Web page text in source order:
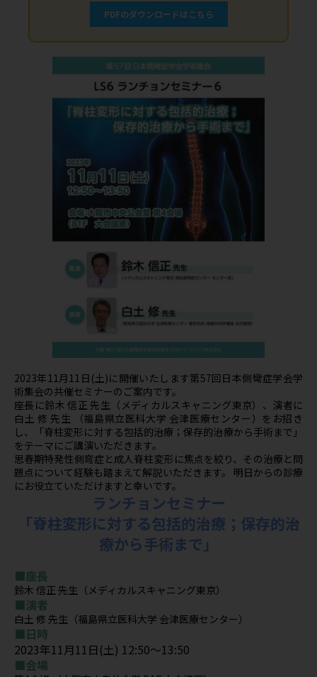
PDFのダウンロードはこちら
2023年11月11日(土)に開催いたします第57回日本側彎症学会学
術集会の共催セミナーのご案内です。
座長に鈴木 信正 先生（メディカルスキャニング東京）、演者に
白土 修 先生 （福島県立医科大学 会津医療センター）をお招き
し、「脊柱変形に対する包括的治療；保存的治療から手術まで」
をテーマにご講演いただきます。
思春期特発性側弯症と成人脊柱変形に焦点を絞り、その治療と問
題点について経験も踏まえて解説いただきます。 明日からの診療
にお役立ていただけますと幸いです。
ランチョンセミナー
「脊柱変形に対する包括的治療；保存的治
療から手術まで」
■座長
鈴木 信正 先生（メディカルスキャニング東京）
■演者
白土 修 先生（福島県立医科大学 会津医療センター）
■日時
2023年11月11日(土) 12:50～13:50
■会場